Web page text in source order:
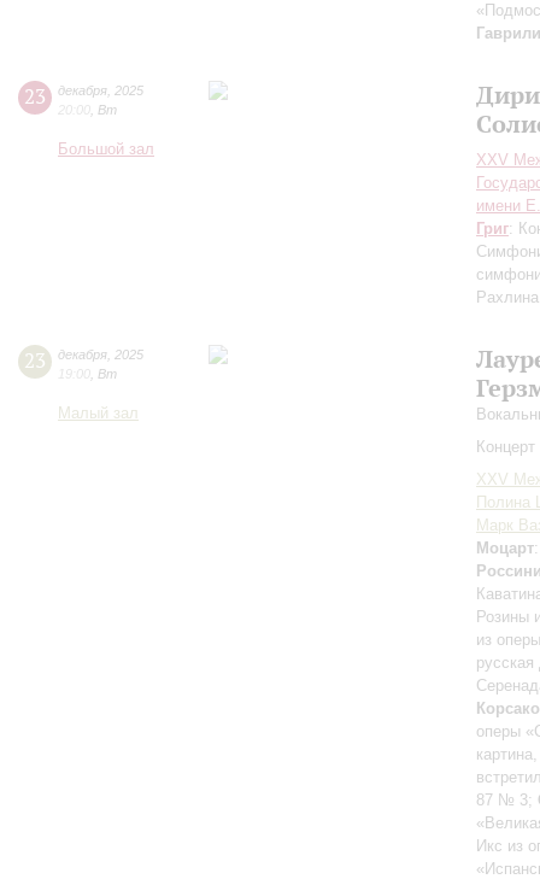
23 декабря 2025
20:00 Вт
Большой зал
XXV
имени
Григ:
23 декабря 2025
19:00 Вт
Малый зал
XXV
Полина
Марк
Моцарт
Розины
из
оперы
87 № 3;
Икс из